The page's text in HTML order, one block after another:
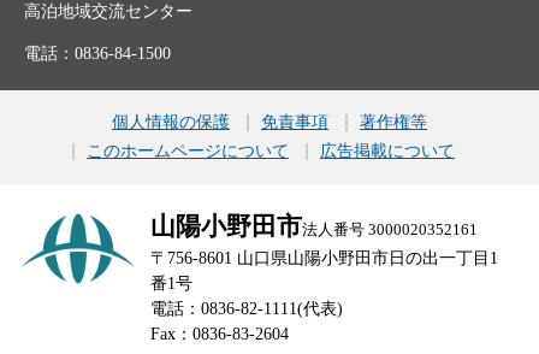
高泊地域交流センター
電話：0836-84-1500
個人情報の保護 免責事項
著作権等
このホームページについて
広告掲載について
山陽小野田市法人番号 3000020352161
〒756-8601 山口県山陽小野田市日の出一丁目1
番1号
電話：0836-82-1111(代表)
Fax：0836-83-2604